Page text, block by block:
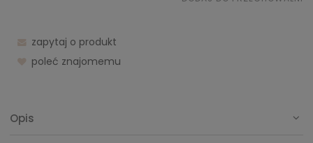
zapytaj o produkt
poleć znajomemu
Opis